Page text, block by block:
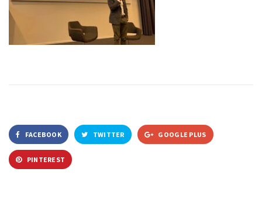
FACEBOOK TWITTER GOOGLE PLUS
PINTEREST